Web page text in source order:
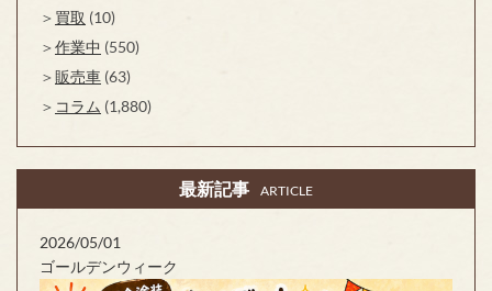
買取 (10)
作業中 (550)
販売車 (63)
コラム (1,880)
最新記事 ARTICLE
2026/05/01
ゴールデンウィーク